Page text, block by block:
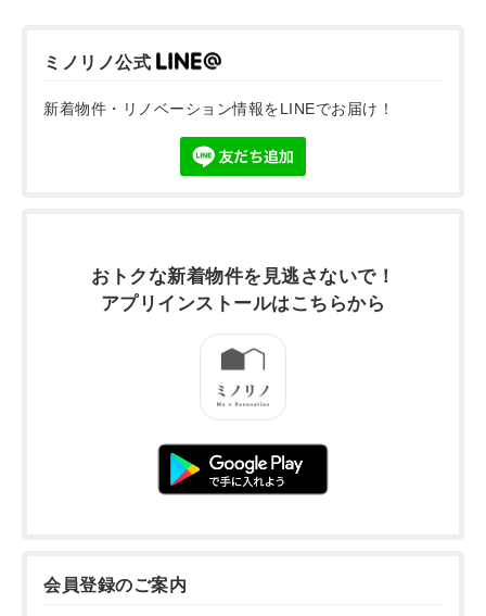
ミノリノ公式
新着物件・リノベーション情報をLINEでお届け！
おトクな新着物件を 見逃さないで！
アプリインストールはこちらから
会員登録のご案内